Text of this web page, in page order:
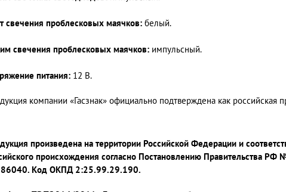
свечения проблесковых маячков: белый.
свечения проблесковых маячков: импульсный.
питания: 12 В.
компании «Гасзнак» официально подтверждена как
произведена на территории Российской Федерации и
происхождения согласно Постановлению Правительства
Код ОКПД 2:25.99.29.190.